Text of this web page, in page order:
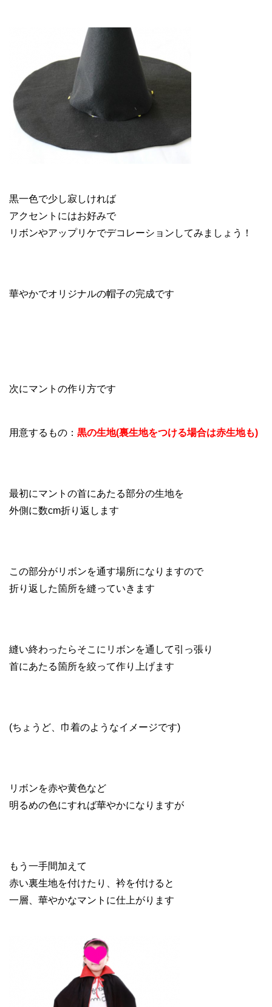
黒一色で少し寂しければ
アクセントにはお好みで
リボンやアップリケでデコレーションしてみましょう！
華やかでオリジナルの帽子の完成です
次にマントの作り方です
用意するもの： 黒の生地(裏生地をつける場合は赤生地も)
最初にマントの首にあたる部分の生地を
外側に数cm折り返します
この部分がリボンを通す場所になりますので
折り返した箇所を縫っていきます
縫い終わったらそこにリボンを通して引っ張り
首にあたる箇所を絞って作り上げます
(ちょうど、巾着のようなイメージです)
リボンを赤や黄色など
明るめの色にすれば華やかになりますが
もう一手間加えて
赤い裏生地を付けたり、衿を付けると
一層、華やかなマントに仕上がります